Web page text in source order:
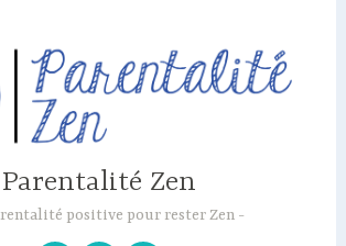
Parentalité Zen
positive pour rester Zen